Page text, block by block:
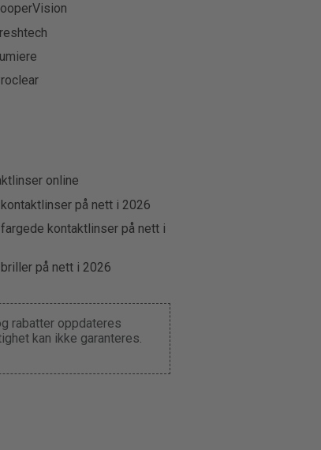
online
på nett i 2026
kontaktlinser på nett i
på nett i 2026
rabatter oppdateres
kan ikke garanteres.